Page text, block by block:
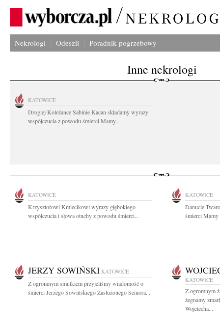
Nekrologi Odeszli Poradnik pogrzebowy
Inne nekrologi
KATOWICE
Drogiej Koleżance Sabinie Kacan składamy wyrazy
współczucia z powodu śmierci Mamy...
KATOWICE
Krzysztofowi Kmiecikowi wyrazy głębokiego
współczucia i słowa otuchy z powodu śmierci...
KATOWICE
Danucie
śmierci Mamy
JERZY SOWIŃSKI KATOWICE
Z ogromnym smutkiem przyjęliśmy wiadomość o
śmierci Jerzego Sowińskiego Zasłużonego Seniora...
KATOWICE
Z ogromnym
żegnamy
Wojciecha...